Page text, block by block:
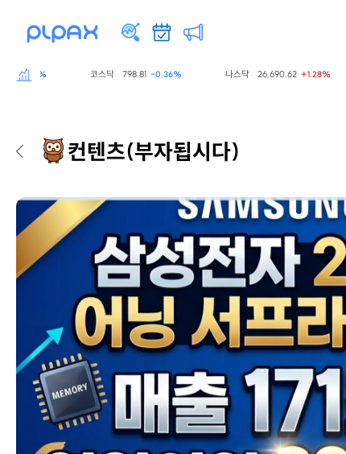
798.81 -0.36% 26,690.62 +1.28%
컨텐츠(부자됩시다)